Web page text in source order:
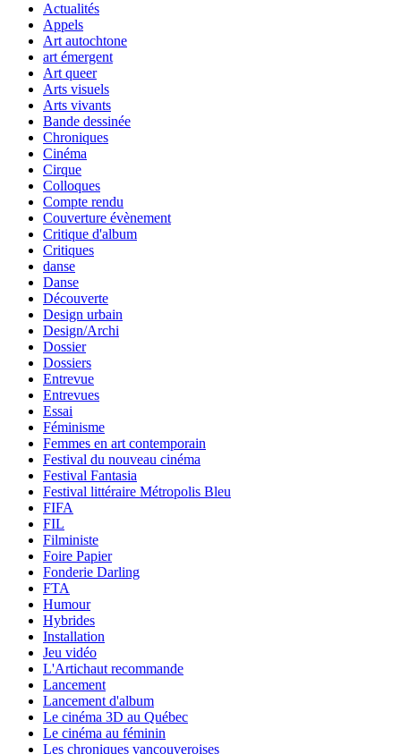
Actualités
Appels
Art autochtone
art émergent
Art queer
Arts visuels
Arts vivants
Bande dessinée
Chroniques
Cinéma
Cirque
Colloques
Compte rendu
Couverture évènement
Critique d'album
Critiques
danse
Danse
Découverte
Design urbain
Design/Archi
Dossier
Dossiers
Entrevue
Entrevues
Essai
Féminisme
Femmes en art contemporain
Festival du nouveau cinéma
Festival Fantasia
Festival littéraire Métropolis Bleu
FIFA
FIL
Filministe
Foire Papier
Fonderie Darling
FTA
Humour
Hybrides
Installation
Jeu vidéo
L'Artichaut recommande
Lancement
Lancement d'album
Le cinéma 3D au Québec
Le cinéma au féminin
Les chroniques vancouveroises